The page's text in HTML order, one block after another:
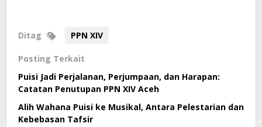
Ditag PPN XIV
Posting Terkait
Puisi Jadi Perjalanan, Perjumpaan, dan Harapan:
Catatan Penutupan PPN XIV Aceh
Alih Wahana Puisi ke Musikal, Antara Pelestarian dan
Kebebasan Tafsir